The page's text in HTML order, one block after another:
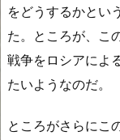
をどうするかとい
た。ところが、こ
戦争をロシアによ
たいようなのだ。
ところがさらにこ